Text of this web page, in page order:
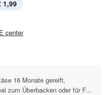
1,99
E center
16 Monate gereift,
zum Überbacken oder für F...